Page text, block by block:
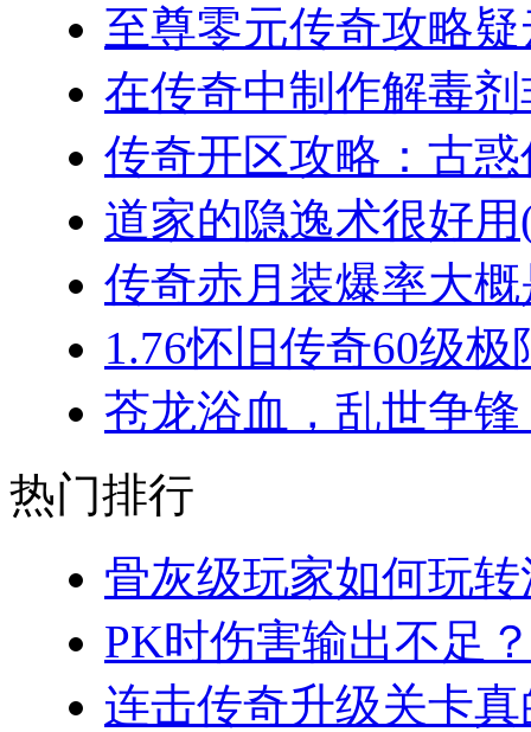
至尊零元传奇攻略
在传奇中制作解毒
传奇开区攻略：古
道家的隐逸术很好用
传奇赤月装爆率大
1.76怀旧传奇60级
苍龙浴血，乱世争
热门排行
骨灰级玩家如何玩
PK时伤害输出不足
连击传奇升级关卡